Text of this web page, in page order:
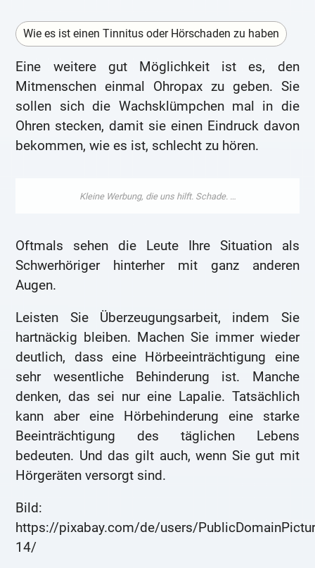
Wie es ist einen Tinnitus oder Hörschaden zu haben
Eine weitere gut Möglichkeit ist es, den
Mitmenschen einmal Ohropax zu geben. Sie
sollen sich die Wachsklümpchen mal in die
Ohren stecken, damit sie einen Eindruck davon
bekommen, wie es ist, schlecht zu hören.
Oftmals sehen die Leute Ihre Situation als
Schwerhöriger hinterher mit ganz anderen
Augen.
Leisten Sie Überzeugungsarbeit, indem Sie
hartnäckig bleiben. Machen Sie immer wieder
deutlich, dass eine Hörbeeinträchtigung eine
sehr wesentliche Behinderung ist. Manche
denken, das sei nur eine Lapalie. Tatsächlich
kann aber eine Hörbehinderung eine starke
Beeinträchtigung des täglichen Lebens
bedeuten. Und das gilt auch, wenn Sie gut mit
Hörgeräten versorgt sind.
Bild:
https://pixabay.com/de/users/
14/